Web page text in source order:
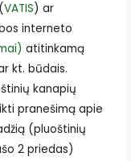
VATIS) ar
interneto
atitinkamą
kt. būdais.
kanapių
pranešimą apie
(pluoštinių
2 priedas)